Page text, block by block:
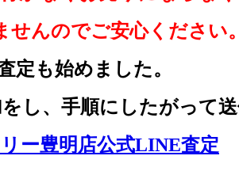
せんのでご安心ください。
定も始めました。
し、手順にしたがって送
ー豊明店公式LINE査定